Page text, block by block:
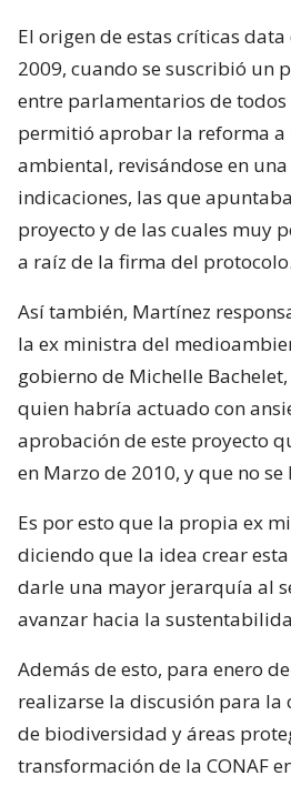
El origen de estas críticas
2009, cuando se suscribió un
entre parlamentarios de todos
permitió aprobar la reforma
ambiental, revisándose en
indicaciones, las que
proyecto y de las cuales muy
a raíz de la firma del protocolo.
Así también, Martínez
la ex ministra del
gobierno de Michelle
quien habría actuado con
aprobación de este proyecto
en Marzo de 2010, y que no se
Es por esto que la propia ex
diciendo que la idea crear
darle una mayor jerarquía al
avanzar hacia la
Además de esto, para enero
realizarse la discusión para la
de biodiversidad y áreas
transformación de la CONAF